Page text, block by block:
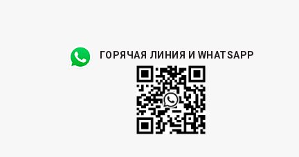
ГОРЯЧАЯ ЛИНИЯ И WHATSAPP